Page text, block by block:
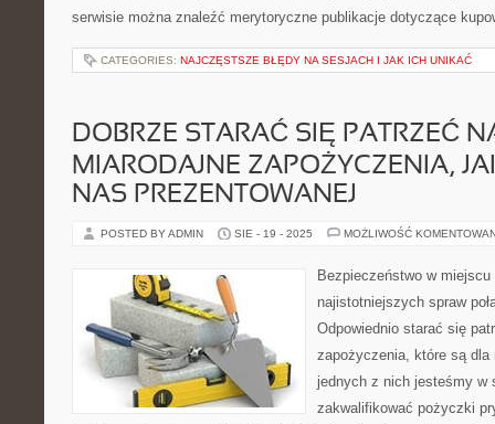
serwisie można znaleźć merytoryczne publikacje dotyczące
CATEGORIES: NAJCZĘSTSZE BŁĘDY NA SESJACH I JAK ICH UNIKAĆ
DOBRZE STARAĆ SIĘ PATRZEĆ
MIARODAJNE ZAPOŻYCZENIA,
NAS PREZENTOWANEJ
POSTED BY ADMIN SIE - 19 - 2025 MOŻLIWOŚĆ
Bezpieczeństwo w
najistotniejszych spraw
Odpowiednio starać się
zapożyczenia, które są dla
jednych z nich jesteśmy w
zakwalifikować pożyczki